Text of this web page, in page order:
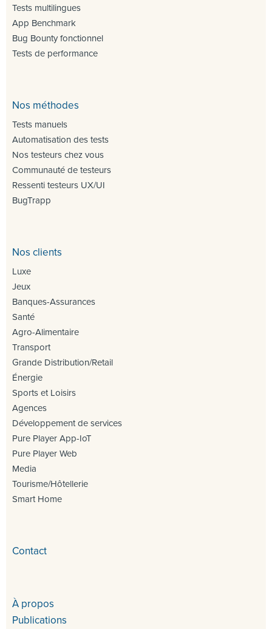
Tests multilingues
App Benchmark
Bug Bounty fonctionnel
Tests de performance
Nos méthodes
Tests manuels
Automatisation des tests
Nos testeurs chez vous
Communauté de testeurs
Ressenti testeurs UX/UI
BugTrapp
Nos clients
Luxe
Jeux
Banques-Assurances
Santé
Agro-Alimentaire
Transport
Grande Distribution/Retail
Énergie
Sports et Loisirs
Agences
Développement de services
Pure Player App-IoT
Pure Player Web
Media
Tourisme/Hôtellerie
Smart Home
Contact
À propos
Publications